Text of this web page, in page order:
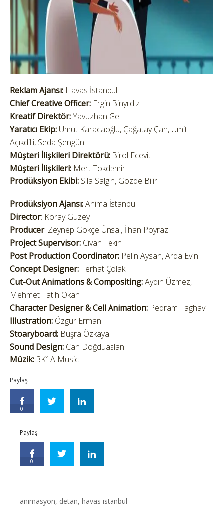
Reklam Ajansı: Havas İstanbul
Chief Creative Officer: Ergin Binyıldız
Kreatif Direktör:Yavuzhan Gel
Yaratıcı Ekip: Umut Karacaoğlu, Çağatay Çan, Ümit
Açıkdilli, Seda Şengün
Müşteri İlişkileri Direktörü: Birol Ecevit
Müşteri İlişkileri: Mert Tokdemir
Prodüksiyon Ekibi: Sıla Salgın, Gözde Bilir
Prodüksiyon Ajansı:Anima İstanbul
Director: Koray Güzey
Producer: Zeynep Gökçe Ünsal, İlhan Poyraz
Project Supervisor: Civan Tekin
Post Production Coordinator: Pelin Aysan, Arda Evin
Concept Designer: Ferhat Çolak
Cut-Out Animations & Compositing:Aydın Üzmez,
Mehmet Fatih Okan
Character Designer & Cell Animation: Pedram Taghavi
Illustration: Özgür Erman
Stoaryboard: Büşra Özkaya
Sound Design: Can Doğduaslan
Müzik: 3K1A Music
Paylaş
0
Paylaş
0
animasyon, detan,havas istanbul